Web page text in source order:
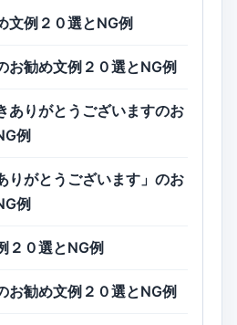
文例２０選とNG例
お勧め文例２０選とNG例
ありがとうございますのお
例
りがとうございます」のお
例
２０選とNG例
お勧め文例２０選とNG例